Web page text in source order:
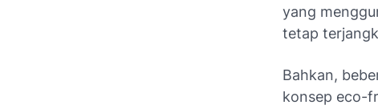
yang
tetap
Bahkan,
konsep eco-